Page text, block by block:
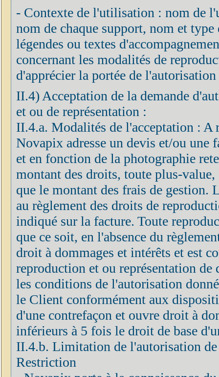
- Contexte de l'utilisation : nom de
nom de chaque support, nom et
légendes ou textes
concernant les modalités de
d'apprécier la portée de
II.4) Acceptation de la demande
et ou de représentation :
II.4.a. Modalités de l'acceptation : A
Novapix adresse un devis et/ou une
et en fonction de la photographie
montant des droits, toute plus-
que le montant des frais de gestion.
au règlement des droits de
indiqué sur la facture. Toute
que ce soit, en l'absence du
droit à dommages et intérêts et est
reproduction et ou représentation de
les conditions de l'autorisation
le Client conformément aux
d'une contrefaçon et ouvre droit à
inférieurs à 5 fois le droit de base
II.4.b. Limitation de l'autorisation
Restriction